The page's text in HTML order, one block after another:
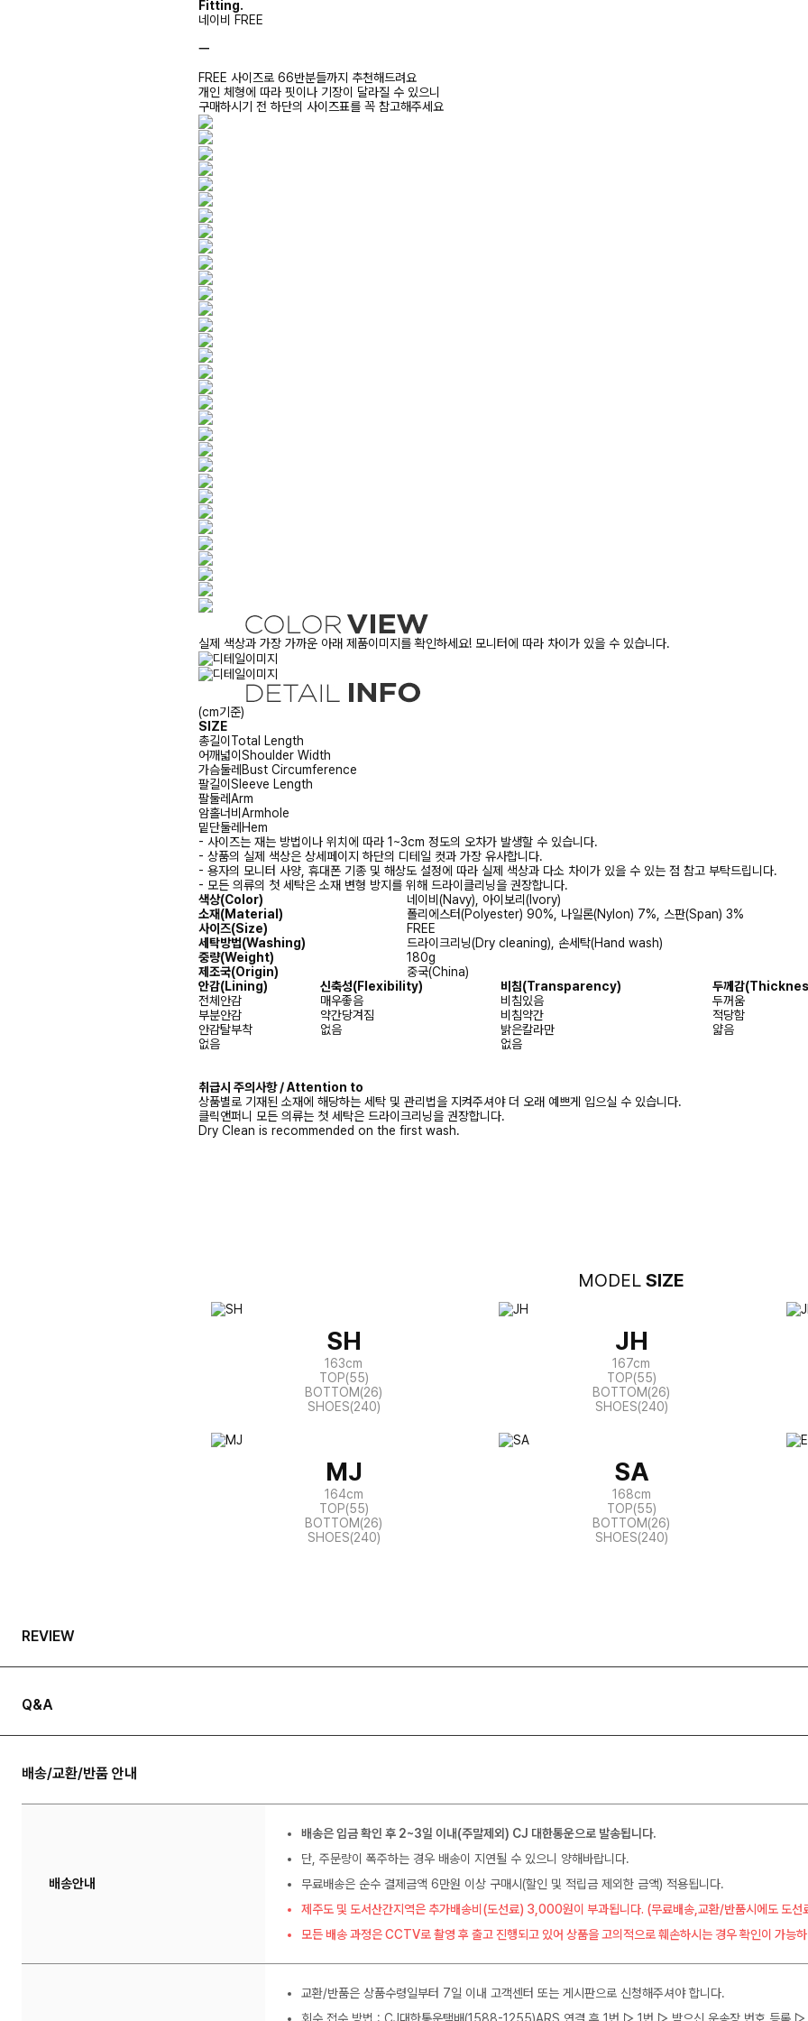
Fitting.
네이비 FREE
ㅡ
FREE 사이즈로 66반분들까지 추천해드려요
개인 체형에 따라 핏이나 기장이 달라질 수 있으니
구매하시기 전 하단의 사이즈표를 꼭 참고해주세요
실제 색상과 가장 가까운 아래 제품이미지를 확인하세요! 모니터에 따라 차이가 있을 수 있습니다.
(cm기준)
SIZE
총길이 Total Length
어깨넓이 Shoulder Width
가슴둘레 Bust Circumference
팔길이 Sleeve Length
팔둘레Arm
암홀너비 Armhole
밑단둘레 Hem
- 사이즈는 재는 방법이나 위치에 따라 1~3cm 정도의 오차가 발생할 수 있습니다.
- 상품의 실제 색상은 상세페이지 하단의 디테일 컷과 가장 유사합니다.
- 용자의 모니터 사양, 휴대폰 기종 및 해상도 설정에 따라 실제 색상과 다소 차이가 있을 수 있는 점 참고 부탁드립니다.
- 모든 의류의 첫 세탁은 소재 변형 방지를 위해 드라이클리닝을 권장합니다.
색상(Color)
네이비(Navy), 아이보리(Ivory)
소재(Material)
폴리에스터(Polyester) 90%, 나일론(Nylon) 7%, 스판(Span) 3%
사이즈(Size)
FREE
세탁방법(Washing)
드라이크리닝(Dry cleaning), 손세탁(Hand wash)
중량(Weight)
180g
제조국(Origin)
중국(China)
안감(Lining) 신축성(Flexibility) 비침(Transparency) 두께감
전체안감
매우좋음 비침있음 두꺼움
부분안감
약간당겨짐 비침약간 적당함
안감탈부착
없음 밝은칼라만 얇음
없음
없음
취급시 주의사항 / Attention to
상품별로 기재된 소재에 해당하는 세탁 및 관리법을 지켜주셔야 더 오래 예쁘게 입으실 수 있습니다.
클릭앤퍼니 모든 의류는 첫 세탁은 드라이크리닝을 권장합니다.
Dry Clean is recommended on the first wash.
MODEL SIZE
SH
163cm
TOP(55)
BOTTOM(26)
SHOES(240)
JH
167cm
TOP(55)
BOTTOM(26)
SHOES(240)
MJ
164cm
TOP(55)
BOTTOM(26)
SHOES(240)
SA
168cm
TOP(55)
BOTTOM(26)
SHOES(240)
REVIEW
Q&A
배송/교환/반품 안내
배송안내
배송은 입금 확인 후 2~3일 이내(주말제외) CJ 대한통운으로 발송됩니다.
단, 주문량이 폭주하는 경우 배송이 지연될 수 있으니 양해바랍니다.
무료배송은 순수 결제금액 6만원 이상 구매시(할인 및 적립금 제외한 금액) 적용됩니다.
제주도 및 도서산간지역은 추가배송비(도선료) 3,000원이 부과됩니다. (무료배송,교환/반품시에도 도선
모든 배송 과정은 CCTV로 촬영 후 출고 진행되고 있어 상품을 고의적으로 훼손하시는 경우 확인이 가능
교환/반품은 상품수령일부터 7일 이내 고객센터 또는 게시판으로 신청해주셔야 합니다.